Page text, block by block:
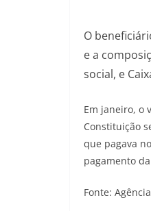
O
e a
social, e
Em janeiro, o
Constituição
que pagava
pagamento
Fonte: